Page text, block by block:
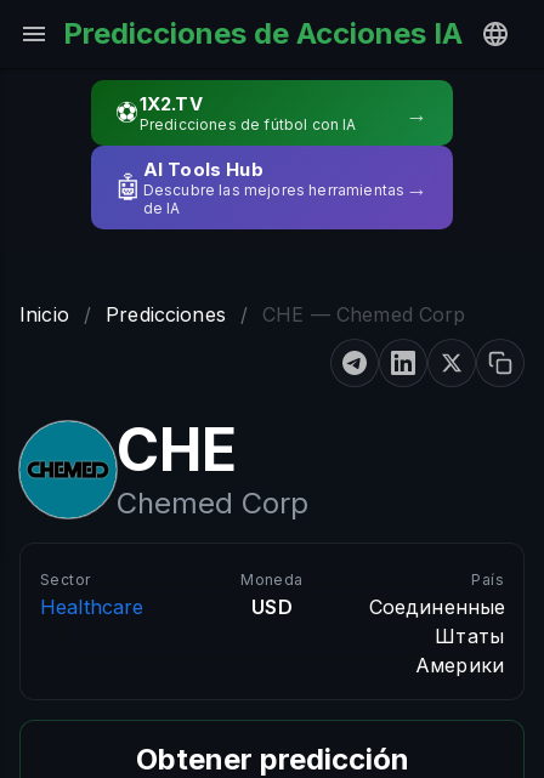
Predicciones de Acciones IA
⚽1X2.TV
Predicciones de fútbol con IA →
🤖
AI Tools Hub
Descubre las mejores herramientas
de IA
→
Inicio / Predicciones / CHE — Chemed Corp
CHE
Chemed Corp
Sector
Healthcare
Moneda
USD
País
Соединенные
Штаты
Америки
Obtener predicción